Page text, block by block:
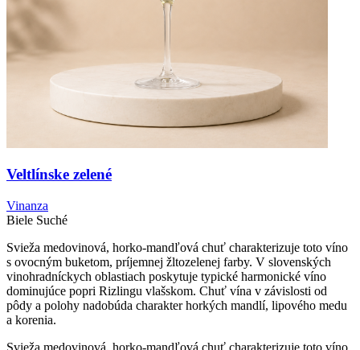
Veltlínske zelené
Vinanza
Biele Suché
Svieža medovinová, horko-mandľová chuť charakterizuje toto víno
s ovocným buketom, príjemnej žltozelenej farby. V slovenských
vinohradníckych oblastiach poskytuje typické harmonické víno
dominujúce popri Rizlingu vlašskom. Chuť vína v závislosti od
pôdy a polohy nadobúda charakter horkých mandlí, lipového medu
a korenia.